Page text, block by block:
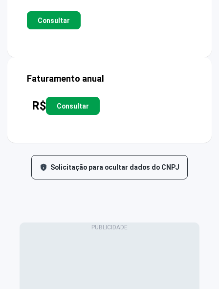
Consultar
Faturamento anual
R$ Consultar
Solicitação para ocultar dados do CNPJ